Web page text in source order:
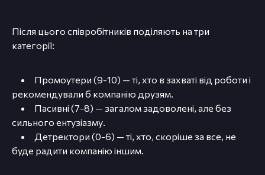
Після цього співробітників поділяють на три
категорії:
Промоутери (9-10) — ті, хто в захваті від роботи і
рекомендували б компанію друзям.
Пасивні (7-8) — загалом задоволені, але без
сильного ентузіазму.
Детректори (0-6) — ті, хто, скоріше за все, не
буде радити компанію іншим.